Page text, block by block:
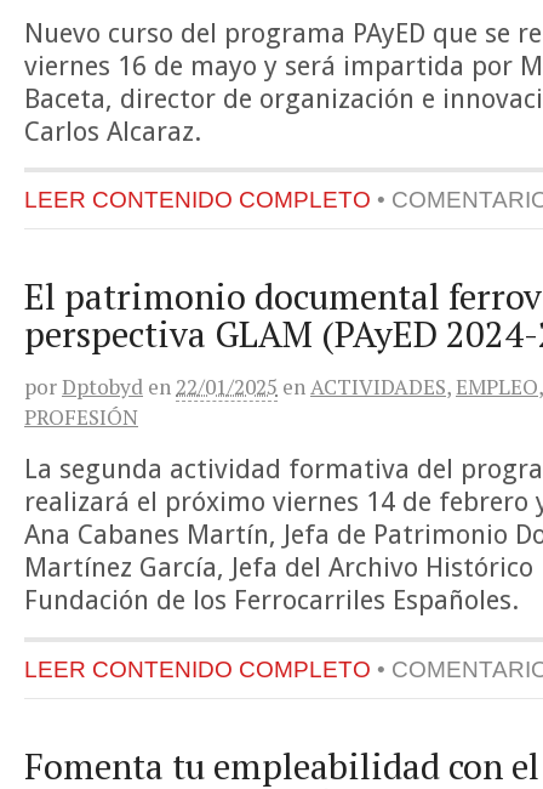
Nuevo curso del programa PAyED que se
viernes 16 de mayo y será impartida por
Baceta, director de organización e
Carlos Alcaraz.
LEER CONTENIDO COMPLETO •
El patrimonio documental
perspectiva GLAM (PAyED
porDptobyd en 22/01/2025 enACTIVIDADES,EMPLEO
PROFESIÓN
La segunda actividad formativa del
realizará el próximo viernes 14 de
Ana Cabanes Martín, Jefa de Patrimonio
Martínez García, Jefa del Archivo
Fundación de los Ferrocarriles Españoles.
LEER CONTENIDO COMPLETO •
Fomenta tu empleabilidad con